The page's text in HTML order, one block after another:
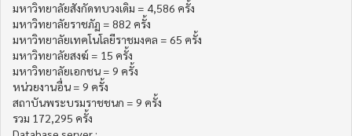
มหาวิทยาลัยสังกัดทบวงเดิม = 4,586 ครั้ง
มหาวิทยาลัยราชภัฏ = 882 ครั้ง
มหาวิทยาลัยเทคโนโลยีราชมงคล = 65 ครั้ง
มหาวิทยาลัยสงฆ์ = 15 ครั้ง
มหาวิทยาลัยเอกชน = 9 ครั้ง
หน่วยงานอื่น = 9 ครั้ง
สถาบันพระบรมราชชนก = 9 ครั้ง
รวม 172,295 ครั้ง